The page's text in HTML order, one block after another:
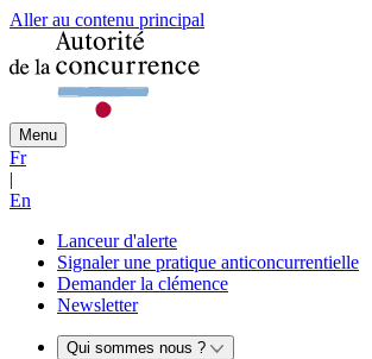
Aller au contenu principal
Menu
Fr
|
En
Lanceur d'alerte
Signaler une pratique anticoncurrentielle
Demander la clémence
Newsletter
Qui sommes nous ?